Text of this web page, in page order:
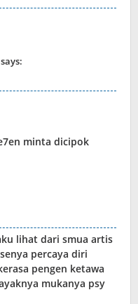
says:
minta dicipok
lihat dari smua artis
percaya diri
pengen ketawa
mukanya psy